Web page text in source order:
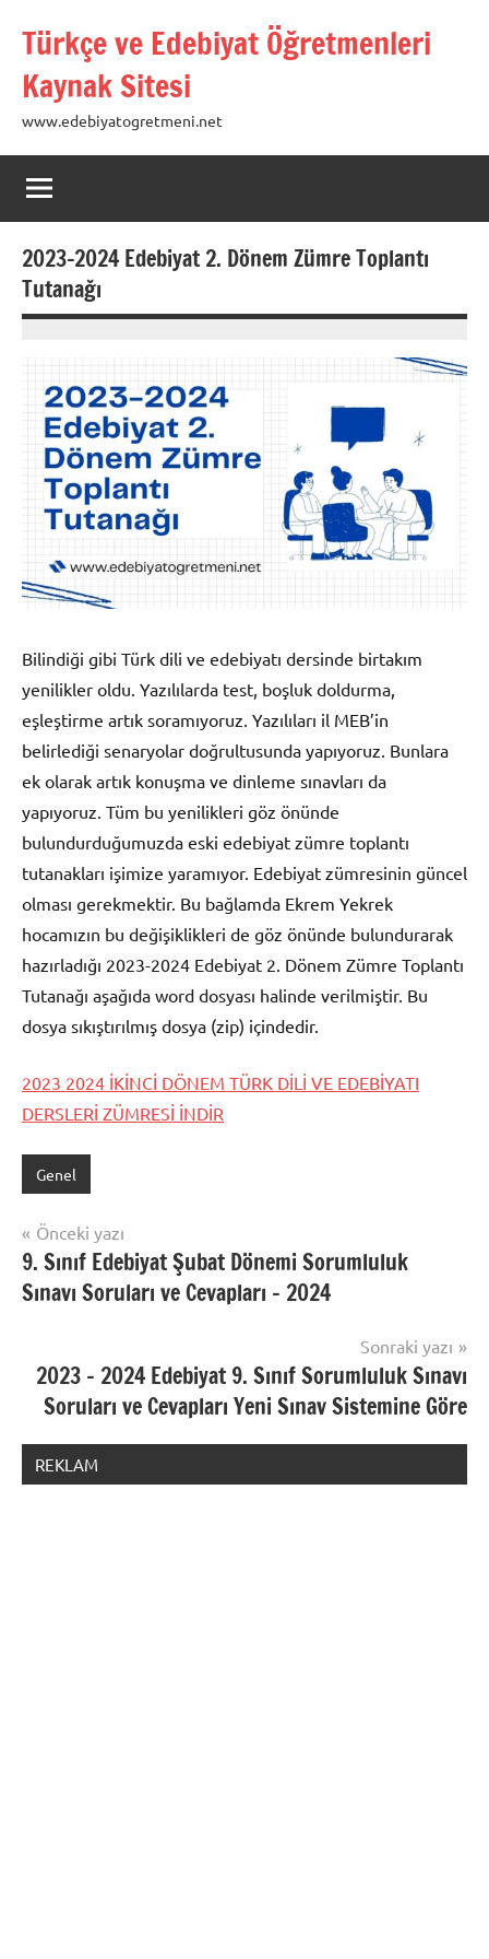
Türkçe ve Edebiyat Öğretmenleri
Kaynak Sitesi
www.edebiyatogretmeni.net
2023-2024 Edebiyat 2. Dönem Zümre Toplantı
Tutanağı
2024
Bilindiği gibi Türk dili ve edebiyatı dersinde birtakım
yenilikler oldu. Yazılılarda test, boşluk doldurma,
eşleştirme artık soramıyoruz. Yazılıları il MEB’in
belirlediği senaryolar doğrultusunda yapıyoruz. Bunlara
ek olarak artık konuşma ve dinleme sınavları da
yapıyoruz. Tüm bu yenilikleri göz önünde
bulundurduğumuzda eski edebiyat zümre toplantı
tutanakları işimize yaramıyor. Edebiyat zümresinin güncel
olması gerekmektir. Bu bağlamda Ekrem Yekrek
hocamızın bu değişiklikleri de göz önünde bulundurarak
hazırladığı 2023-2024 Edebiyat 2. Dönem Zümre Toplantı
Tutanağı aşağıda word dosyası halinde verilmiştir. Bu
dosya sıkıştırılmış dosya (zip) içindedir.
2023 2024 İKİNCİ DÖNEM TÜRK DİLİ VE EDEBİYATI
DERSLERİ ZÜMRESİ İNDİR
Genel
Yazı
gezinmesi
Önceki yazı
9. Sınıf Edebiyat Şubat Dönemi Sorumluluk
Sınavı Soruları ve Cevapları – 2024
Sonraki yazı
2023 – 2024 Edebiyat 9. Sınıf Sorumluluk Sınavı
Soruları ve Cevapları Yeni Sınav Sistemine Göre
REKLAM